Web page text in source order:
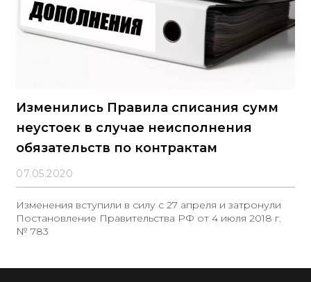
Изменились Правила списания сумм
неустоек в случае неисполнения
обязательств по контрактам
07.05.2020
Изменения вступили в силу с 27 апреля и затронули
Постановление Правительства РФ от 4 июля 2018 г.
№ 783